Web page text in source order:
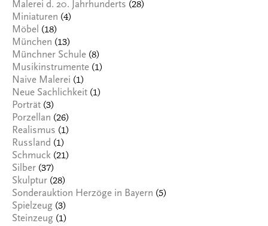
Malerei d. 20. Jahrhunderts (28)
Miniaturen (4)
Möbel (18)
München (13)
Münchner Schule (8)
Musikinstrumente (1)
Naive Malerei (1)
Neue Sachlichkeit (1)
Porträt (3)
Porzellan (26)
Realismus (1)
Russland (1)
Schmuck (21)
Silber (37)
Skulptur (28)
Sonderauktion Herzöge in Bayern (5)
Spielzeug (3)
Steinzeug (1)